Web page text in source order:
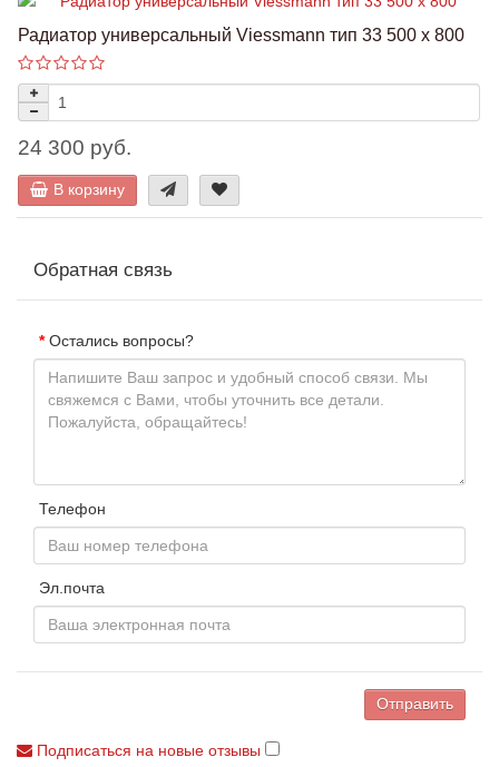
Радиатор универсальный Viessmann тип 33 500 x 800
24 300 руб.
В корзину
Обратная связь
Остались вопросы?
Телефон
Эл.почта
Отправить
Подписаться на новые отзывы